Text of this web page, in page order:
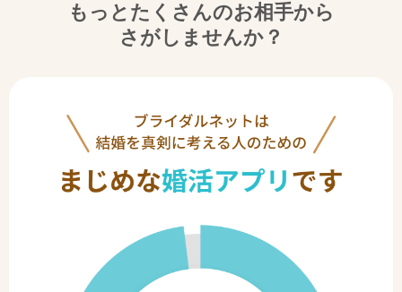
もっとたくさんのお相手から
さがしませんか？